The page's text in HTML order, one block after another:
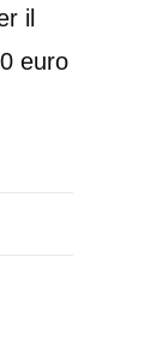
il
euro